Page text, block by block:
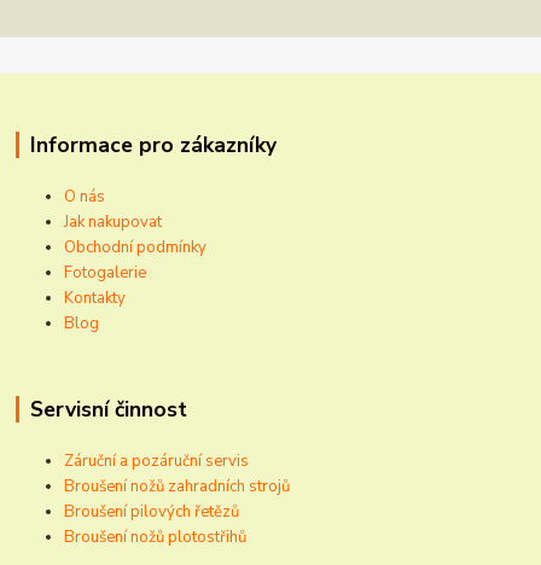
Informace pro zákazníky
O nás
Jak nakupovat
Obchodní podmínky
Fotogalerie
Kontakty
Blog
Servisní činnost
Záruční a pozáruční servis
Broušení nožů zahradních strojů
Broušení pilových řetězů
Broušení nožů plotostřihů